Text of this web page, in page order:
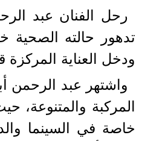
رحل الفنان عبد
تدهور حالته الصحية
ودخل العناية المركزة
واشتهر عبد الرحمن
المركبة
خاصة في السينما